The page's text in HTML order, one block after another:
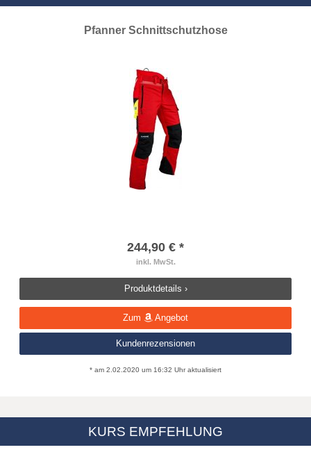
Pfanner Schnittschutzhose
244,90 € *
inkl. MwSt.
Produktdetails ›
Zum Angebot
Kundenrezensionen
* am 2.02.2020 um 16:32 Uhr aktualisiert
KURS EMPFEHLUNG